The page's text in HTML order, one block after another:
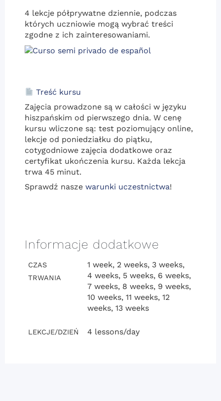
4 lekcje półprywatne dziennie, podczas
których uczniowie mogą wybrać treści
zgodne z ich zainteresowaniami.
Treść kursu
Zajęcia prowadzone są w całości w języku
hiszpańskim od pierwszego dnia. W cenę
kursu wliczone są: test poziomujący online,
lekcje od poniedziałku do piątku,
cotygodniowe zajęcia dodatkowe oraz
certyfikat ukończenia kursu. Każda lekcja
trwa 45 minut.
Sprawdź nasze warunki uczestnictwa!
Informacje dodatkowe
CZAS
TRWANIA
1 week, 2 weeks, 3 weeks,
4 weeks, 5 weeks, 6 weeks,
7 weeks, 8 weeks, 9 weeks,
10 weeks, 11 weeks, 12
weeks, 13 weeks
LEKCJE/DZIEŃ 4 lessons/day